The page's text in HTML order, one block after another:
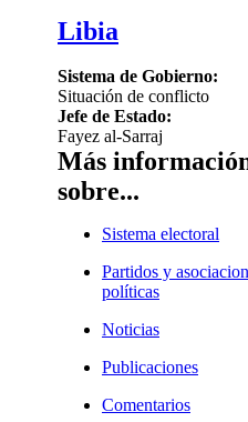
Libia
Sistema de Gobierno:
Situación de conflicto
Jefe de Estado:
Fayez al-Sarraj
Más
sobre...
Sistema electoral
Partidos y
políticas
Noticias
Publicaciones
Comentarios